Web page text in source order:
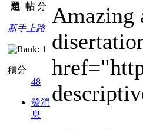
題 帖 分
新手上路
積分
48
發消
息
Amazing